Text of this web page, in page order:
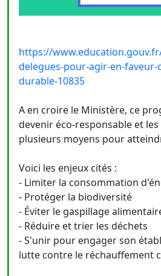
https://
delegues-pour-agir-en-
durable-10835
A en croire le Ministère, ce
devenir éco-responsable et
plusieurs moyens pour
Voici les enjeux cités :
- Limiter la consommation
- Protéger la biodiversité
- Éviter le gaspillage
- Réduire et trier les déchets
- S'unir pour engager son
lutte contre le réchauffement